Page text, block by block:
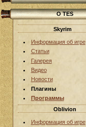
О TES
Skyrim
Информация об игре
Статьи
Галерея
Видео
Новости
Плагины
Программы
Oblivion
Информация об игре